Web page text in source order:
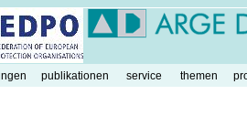
publikationen service themen